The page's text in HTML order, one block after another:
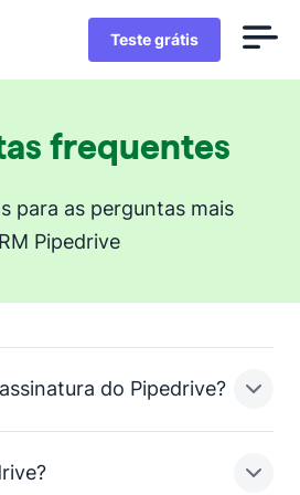
Teste grátis
frequentes
para as perguntas mais
Pipedrive
do Pipedrive?